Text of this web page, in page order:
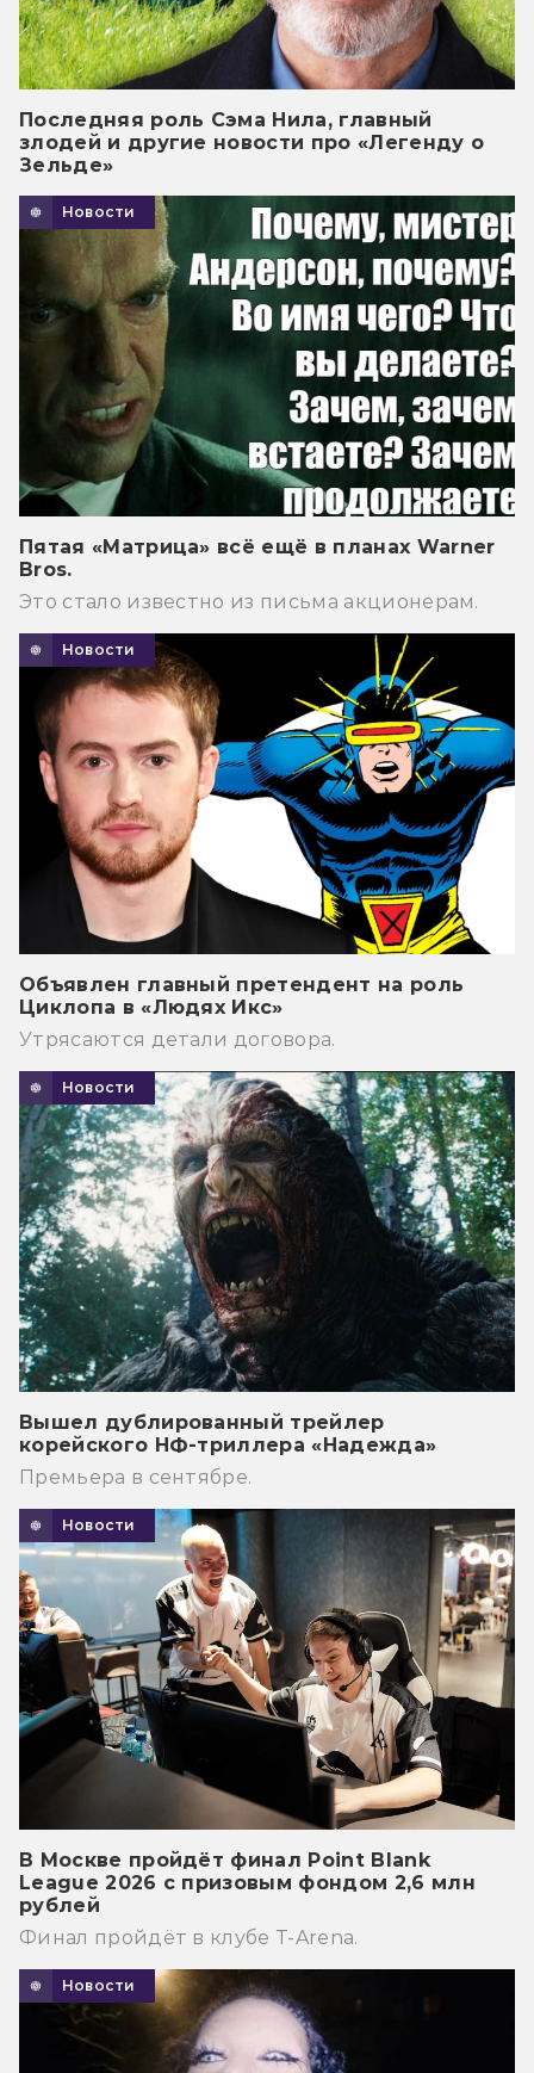
Последняя роль Сэма Нила, главный
злодей и другие новости про «Легенду о
Зельде»
Новости
Пятая «Матрица» всё ещё в планах Warner
Bros.
Это стало известно из письма акционерам.
Новости
Объявлен главный претендент на роль
Циклопа в «Людях Икс»
Утрясаются детали договора.
Новости
Вышел дублированный трейлер
корейского НФ-триллера «Надежда»
Премьера в сентябре.
Новости
В Москве пройдёт финал Point Blank
League 2026 с призовым фондом 2,6 млн
рублей
Финал пройдёт в клубе T-Arena.
Новости